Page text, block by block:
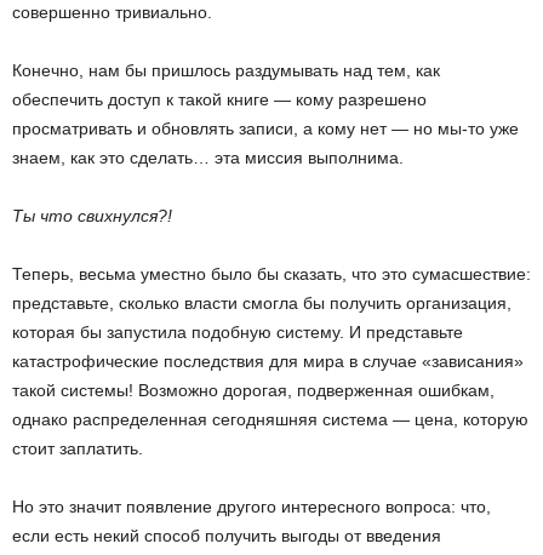
совершенно тривиально.
Конечно, нам бы пришлось раздумывать над тем, как
обеспечить доступ к такой книге — кому разрешено
просматривать и обновлять записи, а кому нет — но мы-то уже
знаем, как это сделать… эта миссия выполнима.
Ты что свихнулся?!
Теперь, весьма уместно было бы сказать, что это сумасшествие:
представьте, сколько власти смогла бы получить организация,
которая бы запустила подобную систему. И представьте
катастрофические последствия для мира в случае «зависания»
такой системы! Возможно дорогая, подверженная ошибкам,
однако распределенная сегодняшняя система — цена, которую
стоит заплатить.
Но это значит появление другого интересного вопроса: что,
если есть некий способ получить выгоды от введения